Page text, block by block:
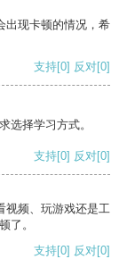
出现卡顿的情况，希
支持[0] 反对[0]
选择学习方式。
支持[0] 反对[0]
视频、玩游戏还是工
了。
支持[0] 反对[0]